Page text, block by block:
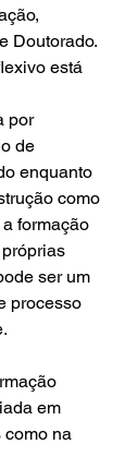
Doutorado.
está
por
de
enquanto
como
formação
ser um
processo
em
na